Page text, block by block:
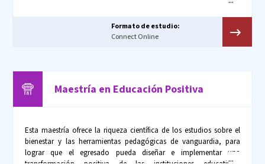
Formato de estudio:
Connect Online
Maestría en Educación Positiva
Esta maestría ofrece la riqueza científica de los estudios sobre el
bienestar y las herramientas pedagógicas de vanguardia, para
lograr que el egresado pueda diseñar e implementar una